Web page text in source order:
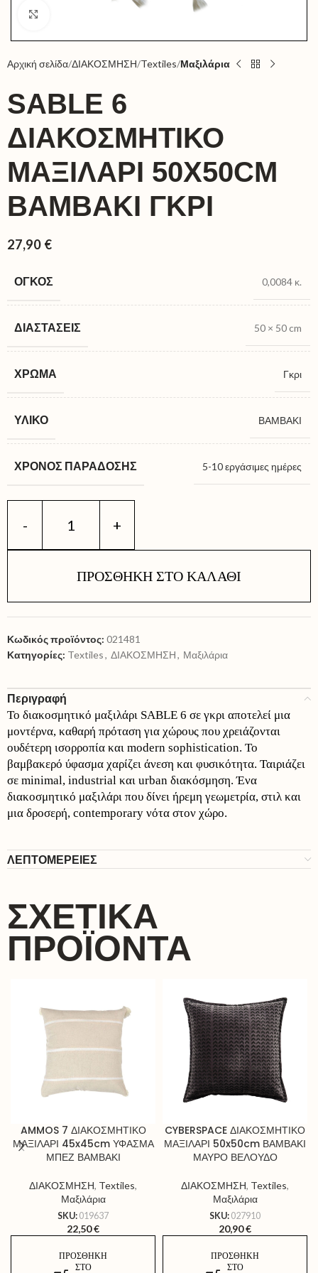
Αρχική σελίδα ΔΙΑΚΟΣΜΗΣΗ Textiles Μαξιλάρια
SABLE 6
ΔΙΑΚΟΣΜΗΤΙΚΟ
ΜΑΞΙΛΑΡΙ 50X50CM
ΒΑΜΒΑΚΙ ΓΚΡΙ
27,90 €
ΌΓΚΟΣ 0,0084 κ.
ΔΙΑΣΤΆΣΕΙΣ 50 × 50 cm
ΧΡΏΜΑ Γκρι
ΥΛΙΚΌ ΒΑΜΒΑΚΙ
ΧΡΌΝΟΣ ΠΑΡΆΔΟΣΗΣ 5-10 εργάσιμες ημέρες
ΠΡΟΣΘΉΚΗ ΣΤΟ ΚΑΛΆΘΙ
Κωδικός προϊόντος: 021481
Κατηγορίες: Textiles, ΔΙΑΚΟΣΜΗΣΗ, Μαξιλάρια
Περιγραφή
Το διακοσμητικό μαξιλάρι SABLE 6 σε γκρι αποτελεί μια
μοντέρνα, καθαρή πρόταση για χώρους που χρειάζονται
ουδέτερη ισορροπία και modern sophistication. Το
βαμβακερό ύφασμα χαρίζει άνεση και φυσικότητα. Ταιριάζει
σε minimal, industrial και urban διακόσμηση. Ένα
διακοσμητικό μαξιλάρι που δίνει ήρεμη γεωμετρία, στιλ και
μια δροσερή, contemporary νότα στον χώρο.
ΛΕΠΤΟΜΕΡΕΙΕΣ
ΣΧΕΤΙΚΆ
ΠΡΟΪΌΝΤΑ
AMMOS 7 ΔΙΑΚΟΣΜΗΤΙΚΟ
ΜΑΞΙΛΑΡΙ 45x45cm ΥΦΑΣΜΑ
ΜΠΕΖ ΒΑΜΒΑΚΙ
ΔΙΑΚΟΣΜΗΣΗ, Textiles,
Μαξιλάρια
SKU: 019637
22,50€
ΠΡΟΣΘΉΚΗ
ΣΤΟ
CYBERSPACE ΔΙΑΚΟΣΜΗΤΙΚΟ
ΜΑΞΙΛΑΡΙ 50x50cm ΒΑΜΒΑΚΙ
ΜΑΥΡΟ ΒΕΛΟΥΔΟ
ΔΙΑΚΟΣΜΗΣΗ, Textiles,
Μαξιλάρια
SKU: 027910
20,90€
ΠΡΟΣΘΉΚΗ
ΣΤΟ